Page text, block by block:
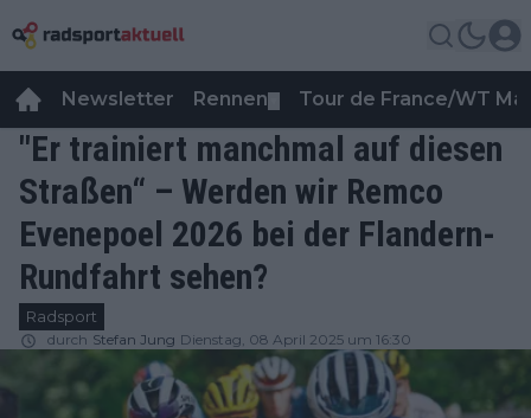
Newsletter Rennen Tour de France/WT
"Er trainiert manchmal auf diesen
Straßen“ – Werden wir Remco
Evenepoel 2026 bei der Flandern-
Rundfahrt sehen?
Radsport
durch Stefan Jung Dienstag, 08 April 2025 um 16:30